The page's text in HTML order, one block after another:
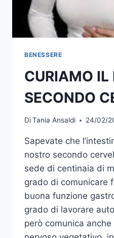
BENESSERE
CURIAMO IL
SECONDO
DiTania Ansaldi 24/02/
Sapevate che
nostro secondo
sede di centinaia di
grado di comunicare
buona funzione
grado di lavorare
però comunica